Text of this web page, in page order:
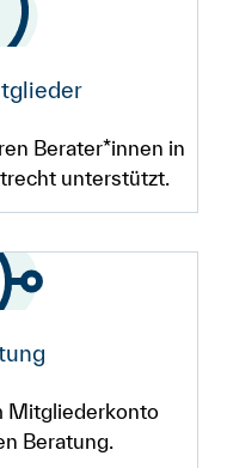
Berater*innen in
unterstützt.
Mitgliederkonto
Beratung.